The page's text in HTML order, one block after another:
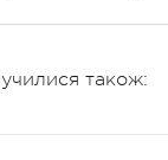
також: